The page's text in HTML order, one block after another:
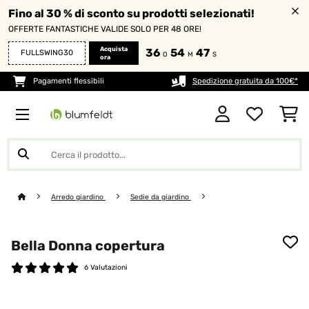
Fino al 30 % di sconto su prodotti selezionati!
OFFERTE FANTASTICHE VALIDE SOLO PER 48 ORE!
FULLSWING30
Acquista
ora
36 O 54 M 46 S
Pagamenti flessibili Spedizione gratuita da 100€*
Arredo giardino Sedie da giardino
Bella Donna copertura
6 Valutazioni